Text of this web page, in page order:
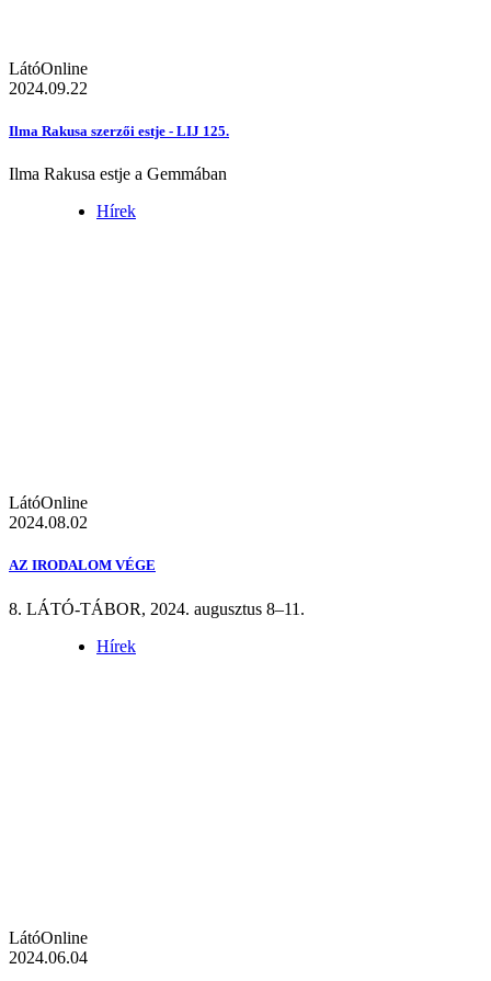
LátóOnline
2024.09.22
Ilma Rakusa szerzői estje - LIJ 125.
Ilma Rakusa estje a Gemmában
Hírek
LátóOnline
2024.08.02
AZ IRODALOM VÉGE
8. LÁTÓ-TÁBOR, 2024. augusztus 8–11.
Hírek
LátóOnline
2024.06.04